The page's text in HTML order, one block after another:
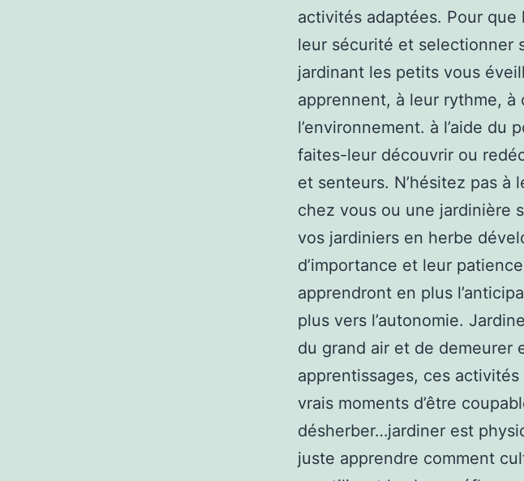
activités adaptées. Pour
leur sécurité et selectionner
jardinant les petits vous
apprennent, à leur rythme,
l’environnement. à l’aide du
faites-leur découvrir ou
et senteurs. N’hésitez pas à
chez vous ou une jardinière
vos jardiniers en herbe
d’importance et leur
apprendront en plus
plus vers l’autonomie.
du grand air et de demeurer
apprentissages, ces
vrais moments d’être
désherber…jardiner est
juste apprendre comment